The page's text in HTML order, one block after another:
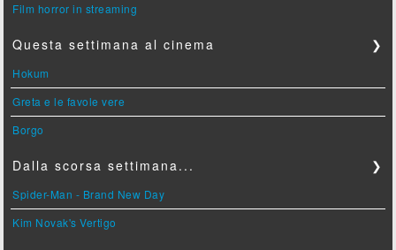
Film horror in streaming
Questa settimana al cinema ❯
Hokum
Greta e le favole vere
Borgo
Dalla scorsa settimana... ❯
Spider-Man - Brand New Day
Kim Novak's Vertigo